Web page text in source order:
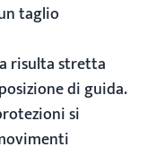
taglio
risulta stretta
di guida.
si